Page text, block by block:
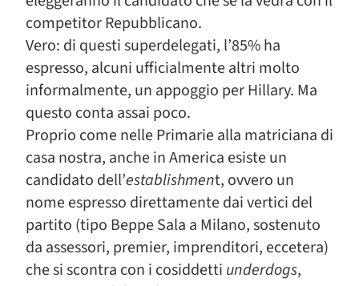
competitor Repubblicano.
Vero: di questi superdelegati, l’85% ha
espresso, alcuni ufficialmente altri molto
informalmente, un appoggio per Hillary. Ma
questo conta assai poco.
Proprio come nelle Primarie alla matriciana di
casa nostra, anche in America esiste un
candidato dell’establishment, ovvero un
nome espresso direttamente dai vertici del
partito (tipo Beppe Sala a Milano, sostenuto
da assessori, premier, imprenditori, eccetera)
che si scontra con i cosiddetti underdogs,